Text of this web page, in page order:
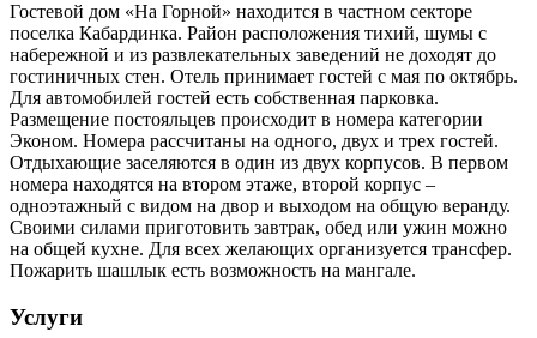
Гостевой дом «На Горной» находится в частном секторе
поселка Кабардинка. Район расположения тихий, шумы с
набережной и из развлекательных заведений не доходят до
гостиничных стен. Отель принимает гостей с мая по октябрь.
Для автомобилей гостей есть собственная парковка.
Размещение постояльцев происходит в номера категории
Эконом. Номера рассчитаны на одного, двух и трех гостей.
Отдыхающие заселяются в один из двух корпусов. В первом
номера находятся на втором этаже, второй корпус –
одноэтажный с видом на двор и выходом на общую веранду.
Своими силами приготовить завтрак, обед или ужин можно
на общей кухне. Для всех желающих организуется трансфер.
Пожарить шашлык есть возможность на мангале.
Услуги